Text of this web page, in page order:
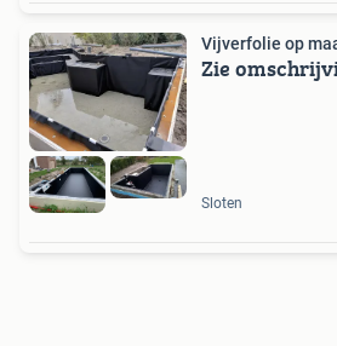
Vijverfolie op
Zie
Sloten